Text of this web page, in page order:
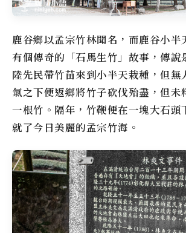
鹿谷鄉以孟宗竹林聞名，而鹿谷小半
有個傳奇的「石馬生竹」故事，傳說
陸先民帶竹苗來到小半天栽種，但無
氣之下便返鄉將竹子砍伐殆盡，但未
一根竹。隔年，竹鞭便在一塊大石頭
就了今日美麗的孟宗竹海。